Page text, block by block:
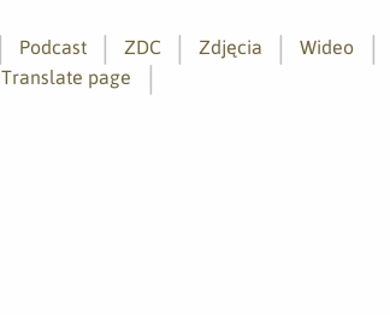
Podcast ZDC Zdjęcia Wideo
Translate page